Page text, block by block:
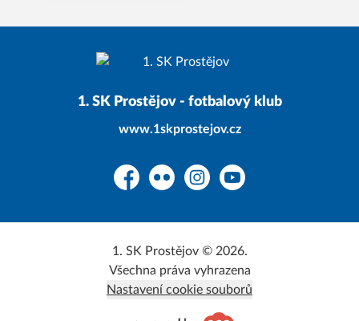
1. SK Prostějov - fotbalový klub
www.1skprostejov.cz
FacebookFlickr InstagramYouTube
1. SK Prostějov © 2026.
Všechna práva vyhrazena
Nastavení cookie souborů